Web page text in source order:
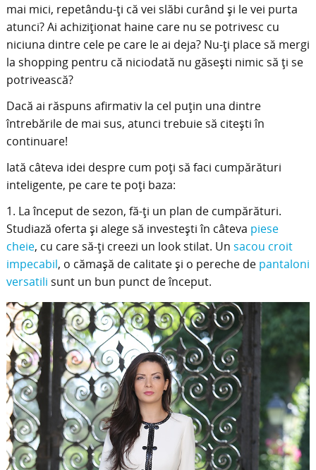
mai mici, repetându-ţi că vei slăbi curând şi le vei purta
atunci? Ai achiziţionat haine care nu se potrivesc cu
niciuna dintre cele pe care le ai deja? Nu-ţi place să mergi
la shopping pentru că niciodată nu găseşti nimic să ţi se
potrivească?
Dacă ai răspuns afirmativ la cel puţin una dintre
întrebările de mai sus, atunci trebuie să citeşti în
continuare!
Iată câteva idei despre cum poţi să faci cumpărături
inteligente, pe care te poţi baza:
1. La început de sezon, fă-ţi un plan de cumpărături.
Studiază oferta şi alege să investeşti în câteva piese
cheie, cu care să-ţi creezi un look stilat. Un sacou croit
impecabil, o cămaşă de calitate şi o pereche de pantaloni
versatili sunt un bun punct de început.